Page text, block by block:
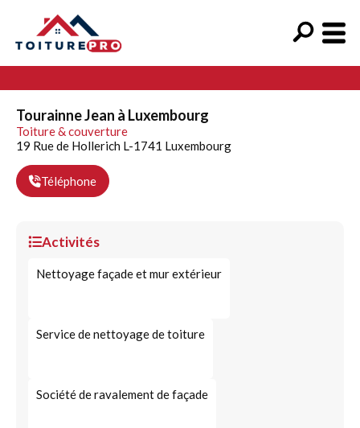
Tourainne Jean à Luxembourg
Toiture & couverture
19 Rue de Hollerich L-1741 Luxembourg
Téléphone
Activités
Nettoyage façade et mur extérieur
Service de nettoyage de toiture
Société de ravalement de façade